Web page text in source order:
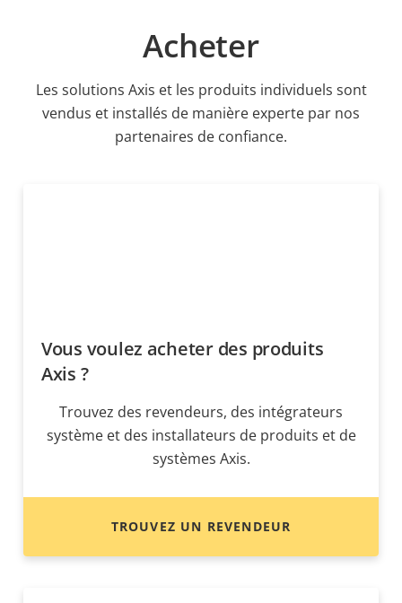
Acheter
Les solutions Axis et les produits individuels sont
vendus et installés de manière experte par nos
partenaires de confiance.
Vous voulez acheter des produits
Axis ?
Trouvez des revendeurs, des intégrateurs
système et des installateurs de produits et de
systèmes Axis.
TROUVEZ UN REVENDEUR